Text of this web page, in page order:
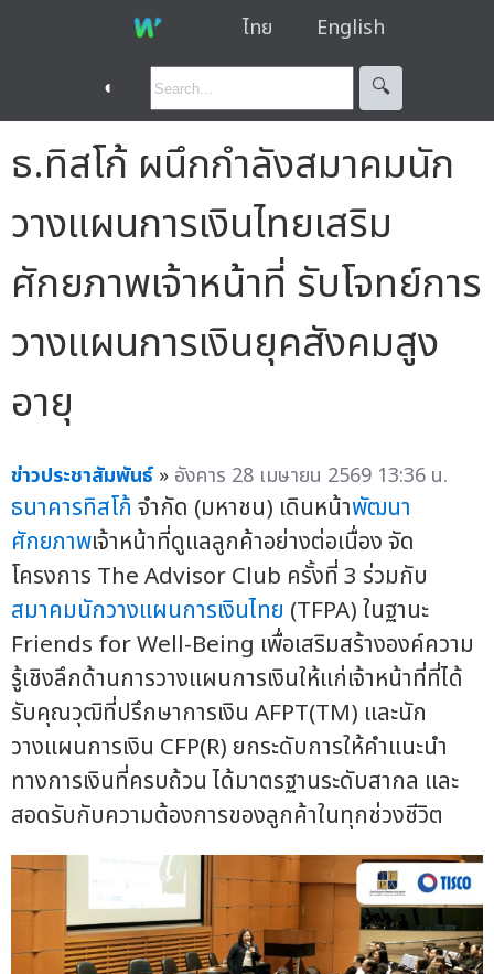
ไทย English
◐ 🔍︎
ธ.ทิสโก้ ผนึกกำลังสมาคมนัก
วางแผนการเงินไทยเสริม
ศักยภาพเจ้าหน้าที่ รับโจทย์การ
วางแผนการเงินยุคสังคมสูง
อายุ
ข่าวประชาสัมพันธ์ » อังคาร 28 เมษายน 2569 13:36 น.
ธนาคารทิสโก้ จำกัด (มหาชน) เดินหน้าพัฒนา
ศักยภาพเจ้าหน้าที่ดูแลลูกค้าอย่างต่อเนื่อง จัด
โครงการ The Advisor Club ครั้งที่ 3 ร่วมกับ
สมาคมนักวางแผนการเงินไทย (TFPA) ในฐานะ
Friends for Well-Being เพื่อเสริมสร้างองค์ความ
รู้เชิงลึกด้านการวางแผนการเงินให้แก่เจ้าหน้าที่ที่ได้
รับคุณวุฒิที่ปรึกษาการเงิน AFPT(TM) และนัก
วางแผนการเงิน CFP(R) ยกระดับการให้คำแนะนำ
ทางการเงินที่ครบถ้วน ได้มาตรฐานระดับสากล และ
สอดรับกับความต้องการของลูกค้าในทุกช่วงชีวิต